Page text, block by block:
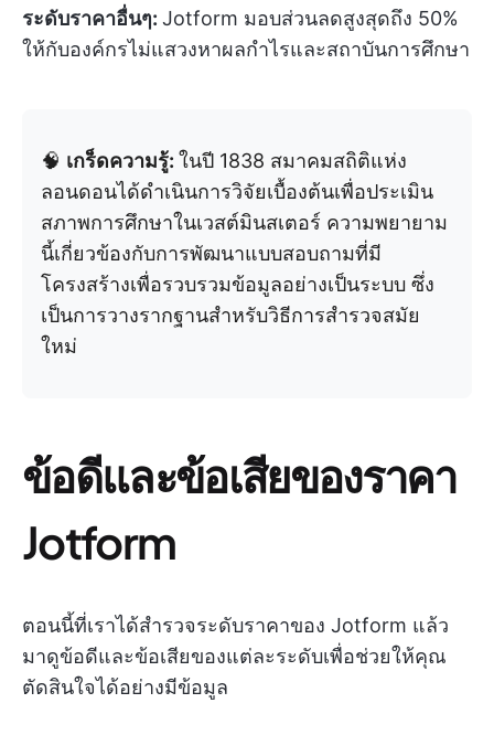
ระดับราคาอื่นๆ: Jotform มอบส่วนลดสูงสุดถึง 50%
ให้กับองค์กรไม่แสวงหาผลกำไรและสถาบันการศึกษา
🧠 เกร็ดความรู้: ในปี 1838 สมาคมสถิติแห่ง
ลอนดอนได้ดำเนินการวิจัยเบื้องต้นเพื่อประเมิน
สภาพการศึกษาในเวสต์มินสเตอร์ ความพยายาม
นี้เกี่ยวข้องกับการพัฒนาแบบสอบถามที่มี
โครงสร้างเพื่อรวบรวมข้อมูลอย่างเป็นระบบ ซึ่ง
เป็นการวางรากฐานสำหรับวิธีการสำรวจสมัย
ใหม่
ข้อดีและข้อเสียของราคา
Jotform
ตอนนี้ที่เราได้สำรวจระดับราคาของ Jotform แล้ว
มาดูข้อดีและข้อเสียของแต่ละระดับเพื่อช่วยให้คุณ
ตัดสินใจได้อย่างมีข้อมูล